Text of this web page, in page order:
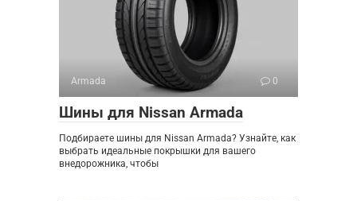
Armada 0
Шины для Nissan Armada
Подбираете шины для Nissan Armada? Узнайте, как
выбрать идеальные покрышки для вашего
внедорожника, чтобы